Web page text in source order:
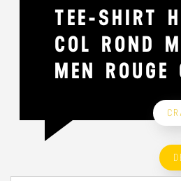
TEE-SHIRT
COL ROND
MEN ROUGE